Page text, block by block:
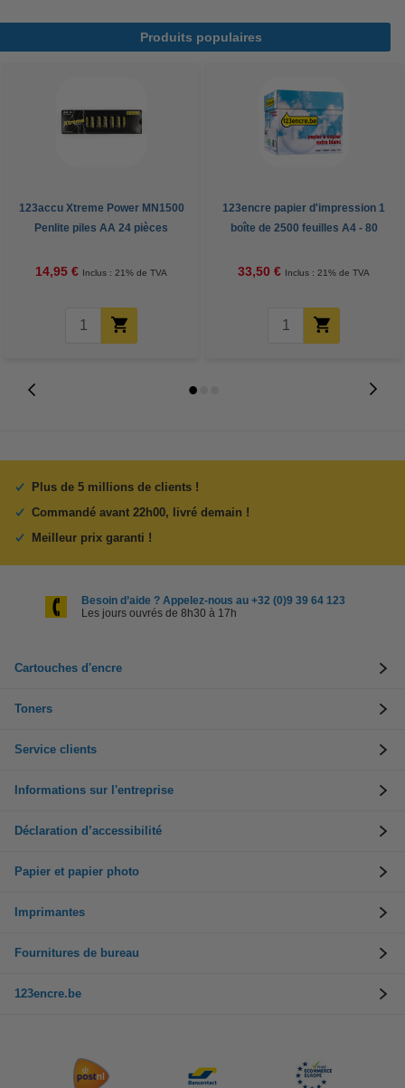
Produits populaires
123accu Xtreme Power MN1500
Penlite piles AA 24 pièces
14,95 € Inclus : 21% de TVA
123encre papier d'impression 1
boîte de 2500 feuilles A4 - 80
33,50 € Inclus : 21% de TVA
Plus de 5 millions de clients !
Commandé avant 22h00, livré demain !
Meilleur prix garanti !
Besoin d’aide ? Appelez-nous au +32 (0)9 39 64 123
Les jours ouvrés de 8h30 à 17h
Cartouches d'encre
Toners
Service clients
Informations sur l'entreprise
Déclaration d’accessibilité
Papier et papier photo
Imprimantes
Fournitures de bureau
123encre.be